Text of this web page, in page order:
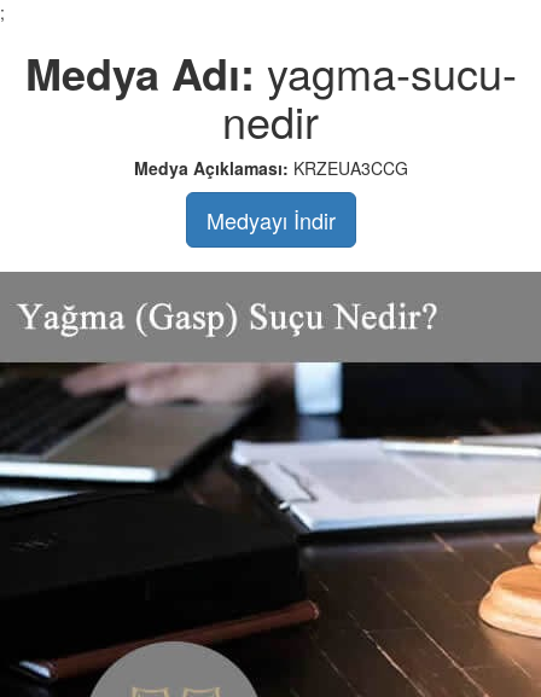
;
Medya Adı: yagma-sucu-
nedir
Medya Açıklaması: KRZEUA3CCG
Medyayı İndir